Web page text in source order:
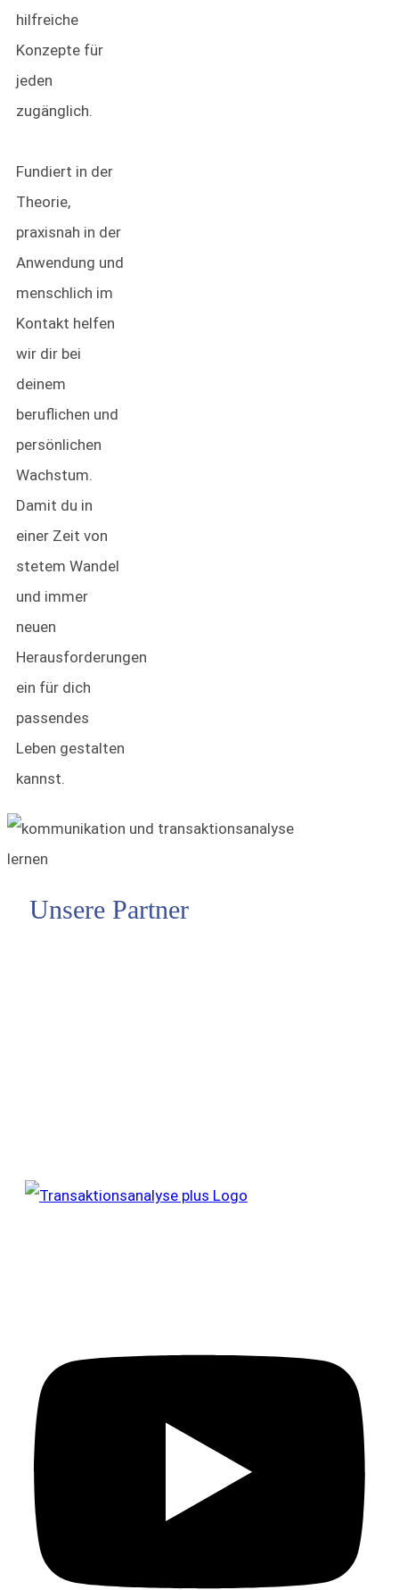
hilfreiche
Konzepte für
jeden
zugänglich.
Fundiert in der
Theorie,
praxisnah in der
Anwendung und
menschlich im
Kontakt helfen
wir dir bei
deinem
beruflichen und
persönlichen
Wachstum.
Damit du in
einer Zeit von
stetem Wandel
und immer
neuen
Herausforderungen
ein für dich
passendes
Leben gestalten
kannst.
Unsere Partner